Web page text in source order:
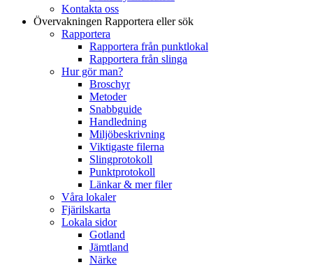
Kontakta oss
Övervakningen Rapportera eller sök
Rapportera
Rapportera från punktlokal
Rapportera från slinga
Hur gör man?
Broschyr
Metoder
Snabbguide
Handledning
Miljöbeskrivning
Viktigaste filerna
Slingprotokoll
Punktprotokoll
Länkar & mer filer
Våra lokaler
Fjärilskarta
Lokala sidor
Gotland
Jämtland
Närke